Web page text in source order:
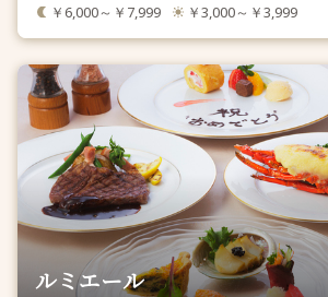
￥6,000～￥7,999 ￥3,000～￥3,999
ルミエール